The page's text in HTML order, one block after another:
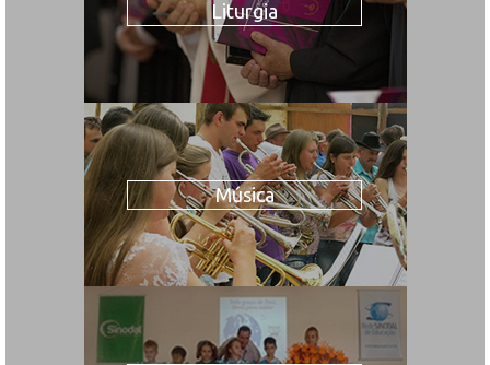
Liturgia
Música